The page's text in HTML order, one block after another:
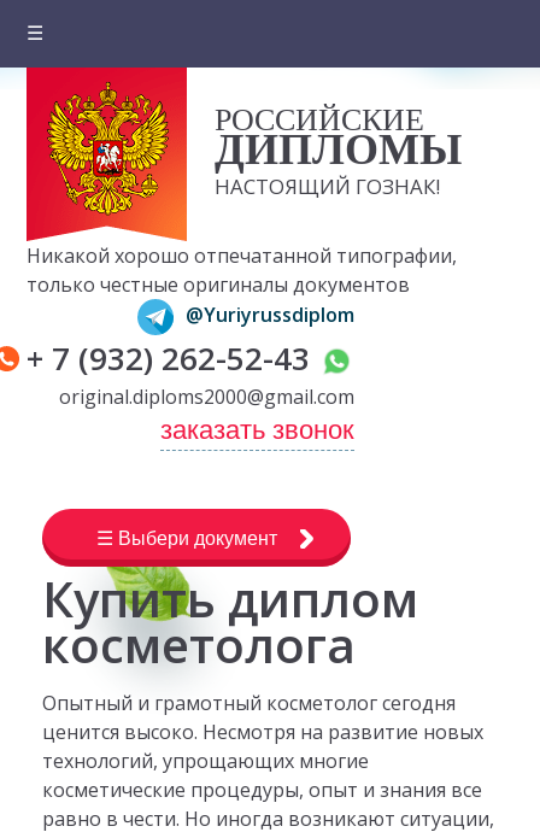
☰
О компании
Цены на документы
Вопросы и ответы
Отзывы клиентов
Оплата и доставка
Контакты
РОССИЙСКИЕ
ДИПЛОМЫ
НАСТОЯЩИЙ ГОЗНАК!
Никакой хорошо отпечатанной типографии,
только честные оригиналы документов
@Yuriyrussdiplom
+ 7 (932) 262-52-43
original.diploms2000@gmail.com
заказать звонок
☰ Выбери документ
Купить диплом
косметолога
Опытный и грамотный косметолог сегодня
ценится высоко. Несмотря на развитие новых
технологий, упрощающих многие
косметические процедуры, опыт и знания все
равно в чести. Но иногда возникают ситуации,